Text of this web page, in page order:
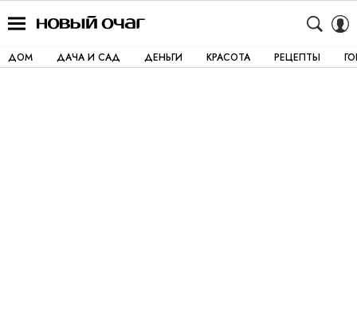
ДОМ ДАЧА И САД ДЕНЬГИ КРАСОТА РЕЦЕПТЫ